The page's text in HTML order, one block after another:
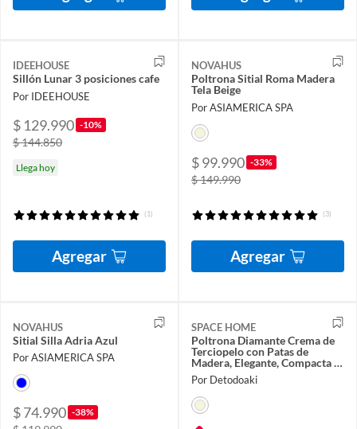
IDEEHOUSE
Sillón Lunar 3 posiciones cafe
Por IDEEHOUSE
$ 129.990 -10%
$ 144.850
Llega hoy
(1)
Agregar
NOVAHUS
Poltrona Sitial Roma Madera
Tela Beige
Por ASIAMERICA SPA
$ 99.990 -33%
$ 149.990
(3)
Agregar
NOVAHUS
Sitial Silla Adria Azul
Por ASIAMERICA SPA
$ 74.990 -38%
SPACE HOME
Poltrona Diamante Crema de
Terciopelo con Patas de
Madera, Elegante, Compacta y
Cómoda
Por Detodoaki